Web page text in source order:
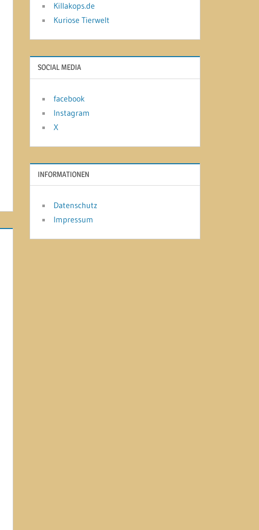
Killakops.de
Kuriose Tierwelt
SOCIAL MEDIA
facebook
Instagram
X
INFORMATIONEN
Datenschutz
Impressum